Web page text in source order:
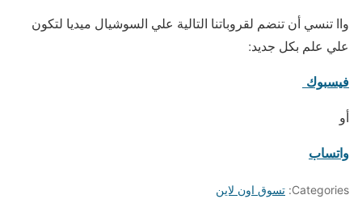
واا تنسي أن تنضم لقروباتنا التالية علي السوشيال ميديا لتكون
علي علم بكل جديد:
فيسبوك
أو
واتساب
Categories: تسوق اون لاين